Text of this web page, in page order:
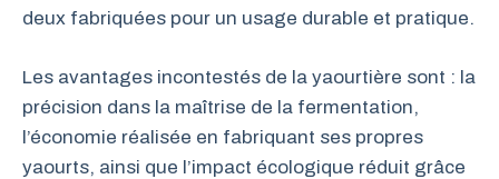
deux fabriquées pour un usage durable et pratique.
Les avantages incontestés de la yaourtière sont : la
précision dans la maîtrise de la fermentation,
l’économie réalisée en fabriquant ses propres
yaourts, ainsi que l’impact écologique réduit grâce